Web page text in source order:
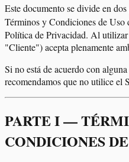
Este documento se divide en dos
Términos y Condiciones de Uso
Política de Privacidad. Al
"Cliente") acepta plenamente
Si no está de acuerdo con
recomendamos que no utilice el
PARTE I —
CONDICIONES